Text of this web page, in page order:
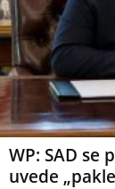
WP: SAD se
uvede